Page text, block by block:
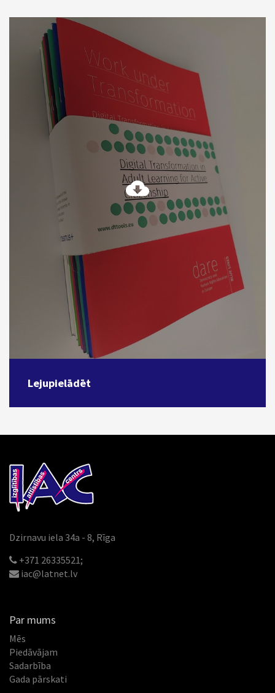
Lejupielādēt
Dzirnavu iela 34a - 8, Rīga
+371 26335521;
iac@latnet.lv
Par mums
Mēs
Piedāvājam
Sadarbība
Gada pārskati